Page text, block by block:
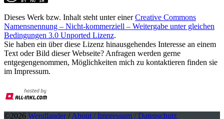
Dieses Werk bzw. Inhalt steht unter einerCreative Commons
Namensnennung – Nicht-kommerziell – Weitergabe unter gleichen
Bedingungen 3.0 Unported Lizenz.
Sie haben ein über diese Lizenz hinausgehendes Interesse an einem
Text oder Bild dieser Webseite? Anfragen werden gerne
entgegengenommen, Möglichkeiten mich zu kontaktieren finden sie
im Impressum.
©2026 Wendlander/ About / Impressum / Datenschutz